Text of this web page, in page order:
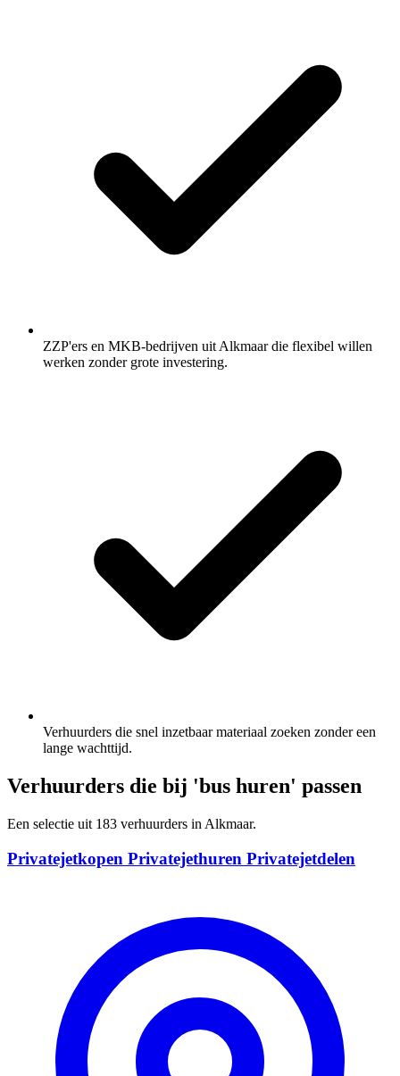
ZZP'ers en MKB-bedrijven uit Alkmaar die flexibel willen
werken zonder grote investering.
Verhuurders die snel inzetbaar materiaal zoeken zonder een
lange wachttijd.
Verhuurders die bij 'bus huren' passen
Een selectie uit 183 verhuurders in Alkmaar.
Privatejetkopen Privatejethuren Privatejetdelen